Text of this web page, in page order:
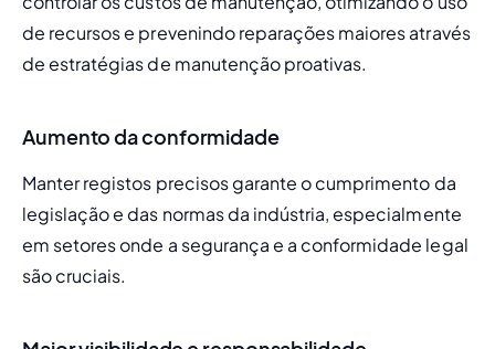
de recursos e prevenindo reparações maiores através
de estratégias de manutenção proativas.
Aumento da conformidade
Manter registos precisos garante o cumprimento da
legislação e das normas da indústria, especialmente
em setores onde a segurança e a conformidade legal
são cruciais.